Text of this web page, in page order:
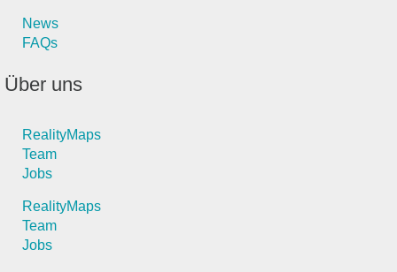
News
FAQs
Über uns
RealityMaps
Team
Jobs
RealityMaps
Team
Jobs